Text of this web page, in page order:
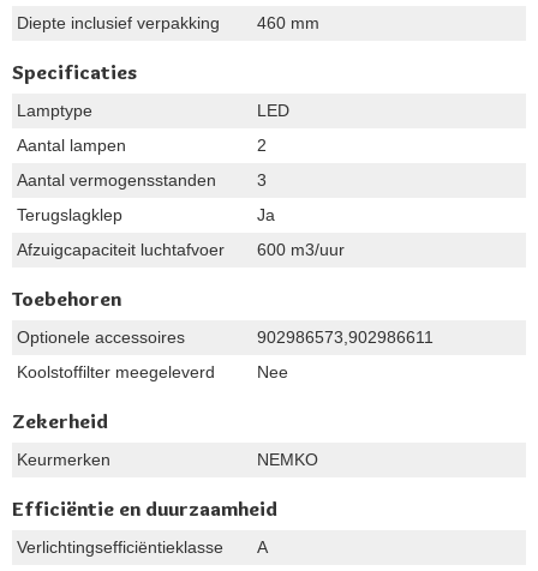
Diepte inclusief verpakking
460 mm
Specificaties
Lamptype
LED
Aantal lampen
2
Aantal vermogensstanden
3
Terugslagklep
Ja
Afzuigcapaciteit luchtafvoer
600 m3/uur
Toebehoren
Optionele accessoires
902986573,902986611
Koolstoffilter meegeleverd
Nee
Zekerheid
Keurmerken NEMKO
Efficiëntie en duurzaamheid
Verlichtingsefficiëntieklasse
A